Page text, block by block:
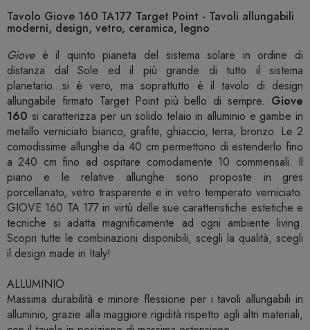
Tavolo Giove 160 TA177 Target Point - Tavoli allungabili
moderni, design, vetro, ceramica, legno
Gioveè il quinto pianeta del sistema solare in ordine di
distanza dal Sole ed il più grande di tutto il sistema
planetario...si è vero, ma soprattutto è il tavolo di design
allungabile firmato Target Point più bello di sempre. Giove
160 si caratterizza per un solido telaio in alluminio e gambe in
metallo verniciato bianco, grafite, ghiaccio, terra, bronzo. Le 2
comodissime allunghe da 40 cm permettono di estenderlo fino
a 240 cm fino ad ospitare comodamente 10 commensali. Il
piano e le relative allunghe sono proposte in gres
porcellanato, vetro trasparente e in vetro temperato verniciato.
GIOVE 160 TA 177 in virtù delle sue caratteristiche estetiche e
tecniche si adatta magnificamente ad ogni ambiente living.
Scopri tutte le combinazioni disponibili, scegli la qualità, scegli
il design made in Italy!
ALLUMINIO
Massima durabilità e minore flessione per i tavoli allungabili in
alluminio, grazie alla maggiore rigidità rispetto agli altri materiali,